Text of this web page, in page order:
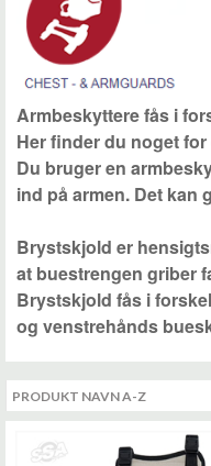
Armbeskyttere fås i
Her finder du noget
Du bruger en
ind på armen. Det kan
Brystskjold er
at buestrengen griber
Brystskjold fås i
og venstrehånds